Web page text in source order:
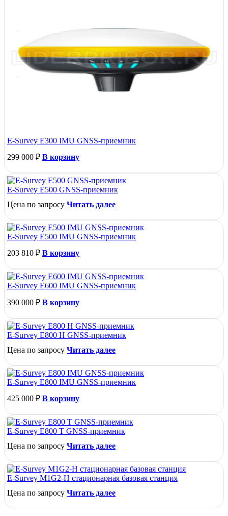
E-Survey E300 IMU GNSS-приемник
299 000 ₽ В корзину
E-Survey E500 GNSS-приемник
Цена по запросу Читать далее
E-Survey E500 IMU GNSS-приемник
203 810 ₽ В корзину
E-Survey E600 IMU GNSS-приемник
390 000 ₽ В корзину
E-Survey E800 H GNSS-приемник
Цена по запросу Читать далее
E-Survey E800 IMU GNSS-приемник
425 000 ₽ В корзину
E-Survey E800 T GNSS-приемник
Цена по запросу Читать далее
E-Survey M1G2-H стационарная базовая станция
Цена по запросу Читать далее